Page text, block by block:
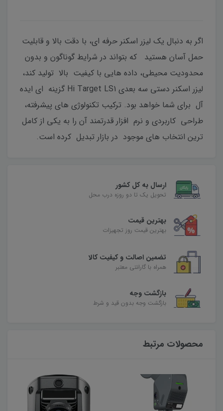
اگر به دنبال یک لیزر اسکنر حرفه ای، با دقت بالا و قابلیت
حمل آسان هستید که بتواند در شرایط گوناگون و بدون
محدودیت محیطی، داده هایی با کیفیت بالا تولید کند،
لیزر اسکنر دستی سه بعدی Hi Target LS1 گزینه ای ایده
آل برای شما خواهد بود. ترکیب تکنولوژی های پیشرفته،
طراحی کاربردی و نرم افزار قدرتمند آن را به یکی از کامل
ترین انتخاب های موجود در بازار تبدیل کرده است.
ارسال به کل کشور
تحویل یک تا دو روزه درب محل
بهترین قیمت
بهترین قیمت روز تجهیزات
تضمین اصالت و کیفیت کالا
همراه با گارانتی معتبر
بازگشت وجه
بازگشت وجه بدون قید و شرط
محصولات مرتبط